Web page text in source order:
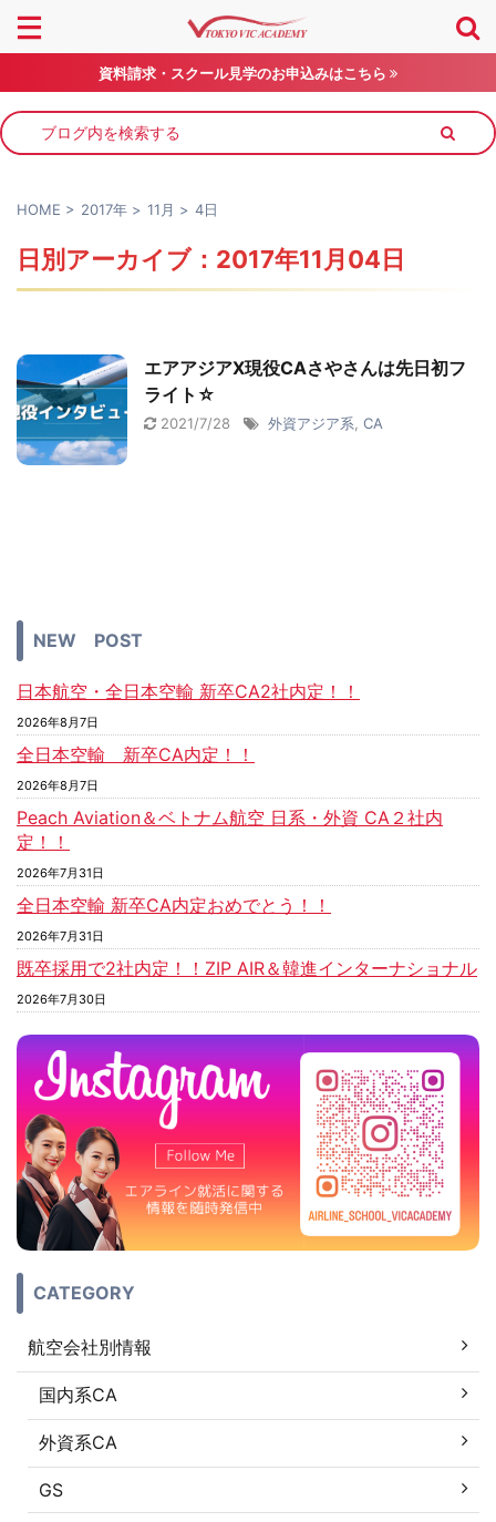
資料請求・スクール見学のお申込みはこちら
HOME > 2017年 > 11月 > 4日
日別アーカイブ：2017年11月04日
エアアジアX現役CAさやさんは先日初フ
ライト☆
2021/7/28 外資アジア系 CA
NEW POST
日本航空・全日本空輸 新卒CA2社内定！！
2026年8月7日
全日本空輸 新卒CA内定！！
2026年8月7日
Peach Aviation＆ベトナム航空 日系・外資 CA２社内
定！！
2026年7月31日
全日本空輸 新卒CA内定おめでとう！！
2026年7月31日
既卒採用で2社内定！！ZIP AIR＆韓進インターナショナル
2026年7月30日
CATEGORY
航空会社別情報
国内系CA
外資系CA
GS